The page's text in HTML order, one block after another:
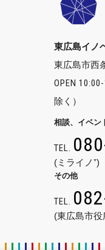
東広島イノ
東広島市西
OPEN
除く）
相談、イベン
TEL.
(ミライノ⁺)
その他
TEL.
(東広島市役